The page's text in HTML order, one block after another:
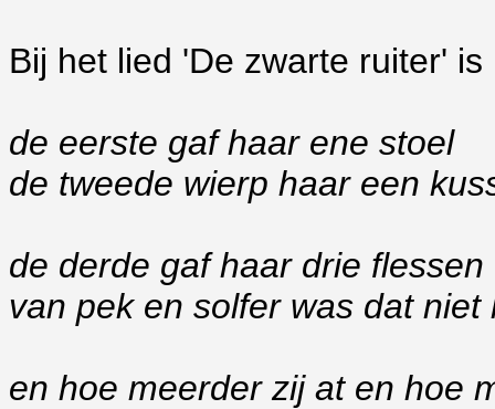
Bij het lied 'De zwarte ruiter' is
de eerste gaf haar ene stoel
de tweede wierp haar een
de derde gaf haar drie flessen
van pek en solfer was dat niet
en hoe meerder zij at en hoe